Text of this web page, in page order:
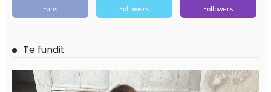
Fans Followers Followers
Të fundit